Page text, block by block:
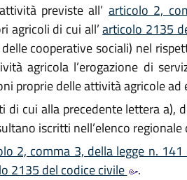
previste all’ articolo 2,
agricoli di cui all’articolo 2135
cooperative sociali) nel
agricola l’erogazione di
proprie delle attività agricole ad
di cui alla precedente lettera
iscritti nell’elenco
2, comma 3, della legge n.
2135 del codice civile
.